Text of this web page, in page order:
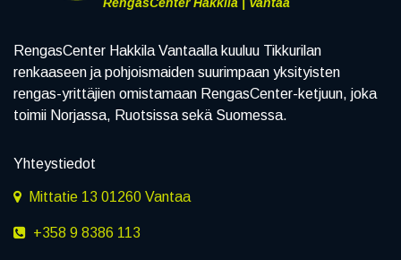
RengasCenter Hakkila Vantaalla kuuluu Tikkurilan
renkaaseen ja pohjoismaiden suurimpaan yksityisten
rengas-yrittäjien omistamaan RengasCenter-ketjuun, joka
toimii Norjassa, Ruotsissa sekä Suomessa.
Yhteystiedot
Mittatie 13 01260 Vantaa
+358 9 8386 113